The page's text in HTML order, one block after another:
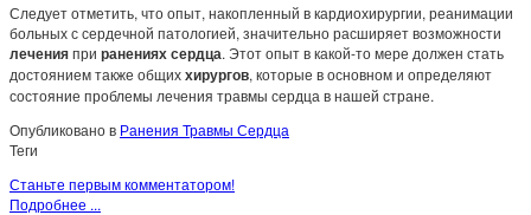
Следует отметить, что опыт, накопленный в кардиохирургии, реанимации
больных с сердечной патологией, значительно расширяет возможности
леченияпри ранениях сердца. Этот опыт в какой-то мере должен стать
достоянием также общиххирургов, которые в основном и определяют
состояние проблемы лечения травмы сердца в нашей стране.
Опубликовано в Ранения Травмы Сердца
Теги
Станьте первым комментатором!
Подробнее ...